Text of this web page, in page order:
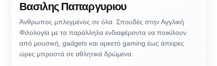
Βασιλης Παπαργυριου
Άνθρωπος μπλεγμένος σε όλα. Σπουδές στην Αγγλική
Φιλολογία με τα παράλληλα ενδιαφέροντα να ποικίλουν
από μουσική, gadgets και αρκετό gaming έως άπειρες
ώρες μπροστά σε αθλητικά δρώμενα.